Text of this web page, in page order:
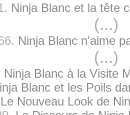
Ninja Blanc et la tête
(...)
Ninja Blanc n'aime
(...)
Ninja Blanc à la Visite
Blanc et les Poils
Le Nouveau Look de